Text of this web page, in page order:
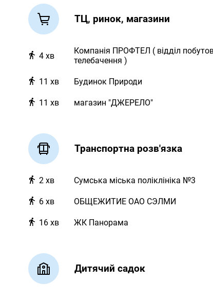
ТЦ, ринок, магазини
4 хв
Компанія ПРОФТЕЛ ( відділ
телебачення )
11 хв Будинок Природи
11 хв магазин "ДЖЕРЕЛО"
Транспортна розв'язка
2 хв Сумська міська поліклініка №3
6 хв ОБЩЕЖИТИЕ ОАО СЭЛМИ
16 хв ЖК Панорама
Дитячий садок